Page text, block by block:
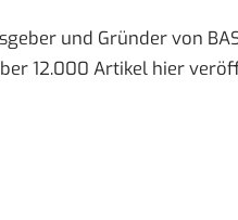
und Gründer von
12.000 Artikel hier